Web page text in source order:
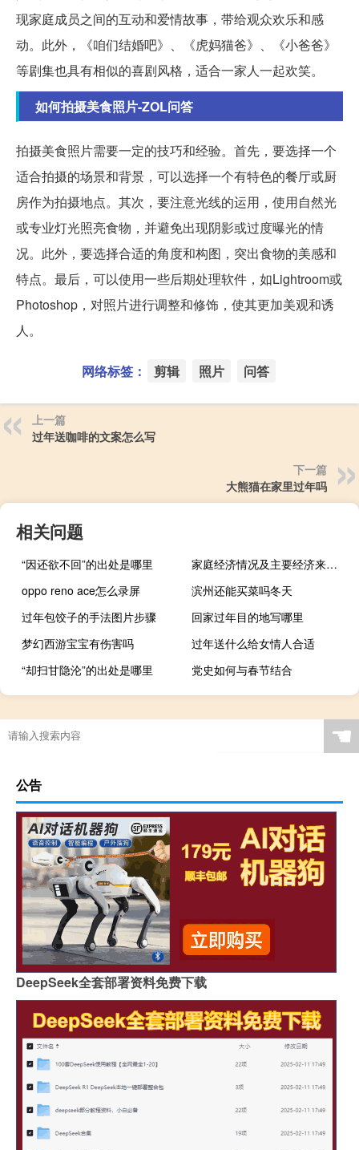
现家庭成员之间的互动和爱情故事，带给观众欢乐和感
动。此外，《咱们结婚吧》、《虎妈猫爸》、《小爸爸》
等剧集也具有相似的喜剧风格，适合一家人一起欢笑。
如何拍摄美食照片-ZOL问答
拍摄美食照片需要一定的技巧和经验。首先，要选择一个
适合拍摄的场景和背景，可以选择一个有特色的餐厅或厨
房作为拍摄地点。其次，要注意光线的运用，使用自然光
或专业灯光照亮食物，并避免出现阴影或过度曝光的情
况。此外，要选择合适的角度和构图，突出食物的美感和
特点。最后，可以使用一些后期处理软件，如Lightroom或
Photoshop，对照片进行调整和修饰，使其更加美观和诱
人。
网络标签： 剪辑 照片 问答
上一篇
过年送咖啡的文案怎么写
下一篇
大熊猫在家里过年吗
相关问题
“因还欲不回”的出处是哪里
家庭经济情况及主要经济来源怎么写100字（家庭经济情况及主要经济来源怎么写）
oppo reno ace怎么录屏
滨州还能买菜吗冬天
过年包饺子的手法图片步骤
回家过年目的地写哪里
梦幻西游宝宝有伤害吗
过年送什么给女情人合适
“却扫甘隐沦”的出处是哪里
党史如何与春节结合
☚
公告
DeepSeek全套部署资料免费下载